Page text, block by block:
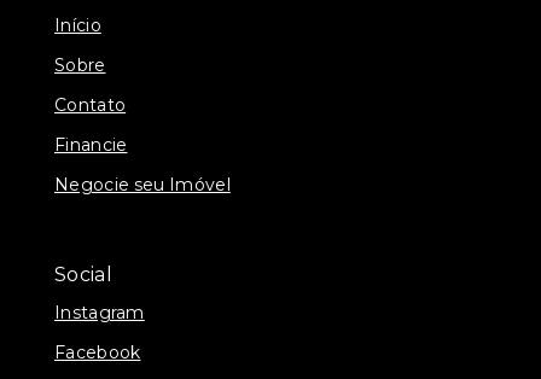
Início
Sobre
Contato
Financie
Negocie seu Imóvel
Social
Instagram
Facebook